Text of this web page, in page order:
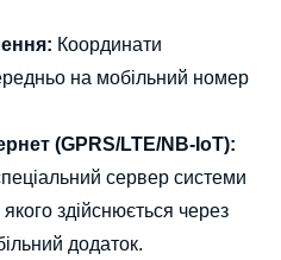
Координати
на мобільний номер
(GPRS/LTE/NB-IoT):
сервер системи
здійснюється через
додаток.